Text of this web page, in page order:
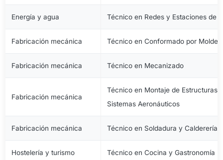
Energía y agua Técnico en Redes y Estaciones de
Fabricación mecánica Técnico en Conformado por
Fabricación mecánica Técnico en Mecanizado
Fabricación mecánica
Técnico en Montaje de Estructuras
Sistemas Aeronáuticos
Fabricación mecánica Técnico en Soldadura y Calderería
Hostelería y turismo Técnico en Cocina y Gastronomía